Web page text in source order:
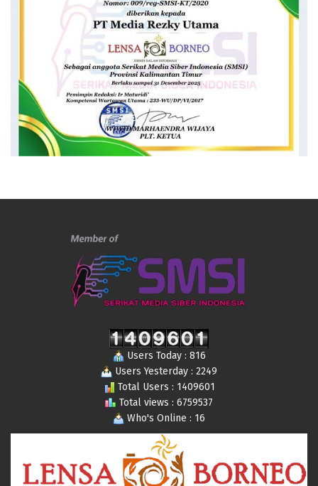
Users Today : 816
Users Yesterday : 2249
Total Users : 1409601
Total views : 6759537
Who's Online : 16